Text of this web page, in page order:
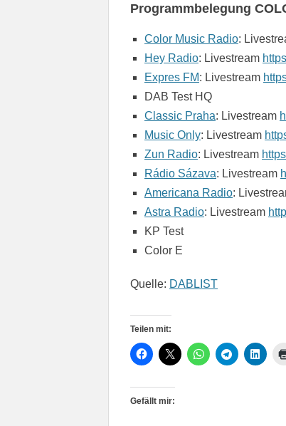
Programmbelegung
Color Music Radio:
Hey Radio: Livestream
Expres FM: Livestream
DAB Test HQ
Classic Praha: Livestream
Music Only: Livestream
Zun Radio: Livestream
Rádio Sázava: Livestream
Americana Radio:
Astra Radio: Livestream
KP Test
Color E
Quelle: DABLIST
Teilen mit:
Gefällt mir: